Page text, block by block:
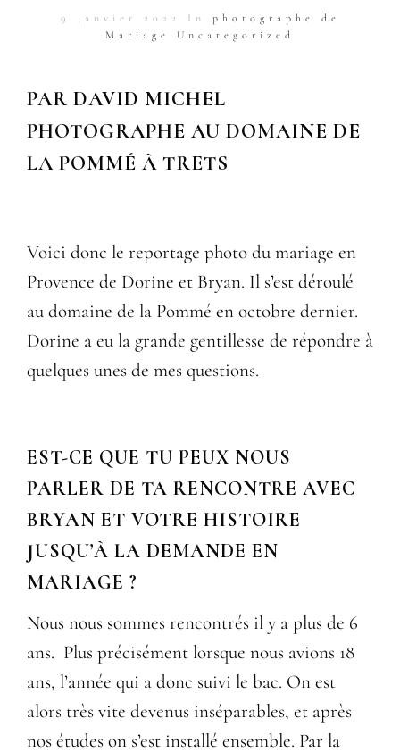
9 janvier 2022 In photographe de
Mariage
Uncategorized
PAR DAVID MICHEL
PHOTOGRAPHE AU DOMAINE DE
LA POMMÉ À TRETS
Voici donc le reportage photo du mariage en
Provence de Dorine et Bryan. Il s’est déroulé
au domaine de la Pommé en octobre dernier.
Dorine a eu la grande gentillesse de répondre à
quelques unes de mes questions.
EST-CE QUE TU PEUX NOUS
PARLER DE TA RENCONTRE AVEC
BRYAN ET VOTRE HISTOIRE
JUSQU’À LA DEMANDE EN
MARIAGE ?
Nous nous sommes rencontrés il y a plus de 6
ans. Plus précisément lorsque nous avions 18
ans, l’année qui a donc suivi le bac. On est
alors très vite devenus inséparables, et après
nos études on s’est installé ensemble. Par la